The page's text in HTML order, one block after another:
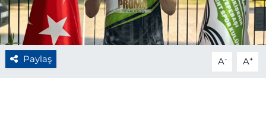
Paylaş A- A+
RESMİ İLAN